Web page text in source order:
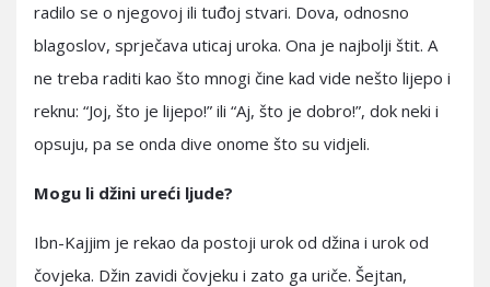
radilo se o njegovoj ili tuđoj stvari. Dova, odnosno
blagoslov, sprječava uticaj uroka. Ona je najbolji štit. A
ne treba raditi kao što mnogi čine kad vide nešto lijepo i
reknu: “Joj, što je lijepo!” ili “Aj, što je dobro!”, dok neki i
opsuju, pa se onda dive onome što su vidjeli.
Mogu li džini ureći ljude?
Ibn-Kajjim je rekao da postoji urok od džina i urok od
čovjeka. Džin zavidi čovjeku i zato ga uriče. Šejtan,